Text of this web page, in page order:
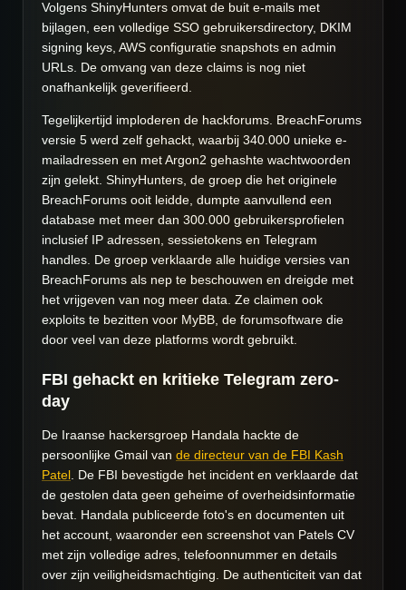
Volgens ShinyHunters omvat de buit e-mails met
bijlagen, een volledige SSO gebruikersdirectory, DKIM
signing keys, AWS configuratie snapshots en admin
URLs. De omvang van deze claims is nog niet
onafhankelijk geverifieerd.
Tegelijkertijd imploderen de hackforums. BreachForums
versie 5 werd zelf gehackt, waarbij 340.000 unieke e-
mailadressen en met Argon2 gehashte wachtwoorden
zijn gelekt. ShinyHunters, de groep die het originele
BreachForums ooit leidde, dumpte aanvullend een
database met meer dan 300.000 gebruikersprofielen
inclusief IP adressen, sessietokens en Telegram
handles. De groep verklaarde alle huidige versies van
BreachForums als nep te beschouwen en dreigde met
het vrijgeven van nog meer data. Ze claimen ook
exploits te bezitten voor MyBB, de forumsoftware die
door veel van deze platforms wordt gebruikt.
FBI gehackt en kritieke Telegram zero-
day
De Iraanse hackersgroep Handala hackte de
persoonlijke Gmail van de directeur van de FBI Kash
Patel. De FBI bevestigde het incident en verklaarde dat
de gestolen data geen geheime of overheidsinformatie
bevat. Handala publiceerde foto's en documenten uit
het account, waaronder een screenshot van Patels CV
met zijn volledige adres, telefoonnummer en details
over zijn veiligheidsmachtiging. De authenticiteit van dat